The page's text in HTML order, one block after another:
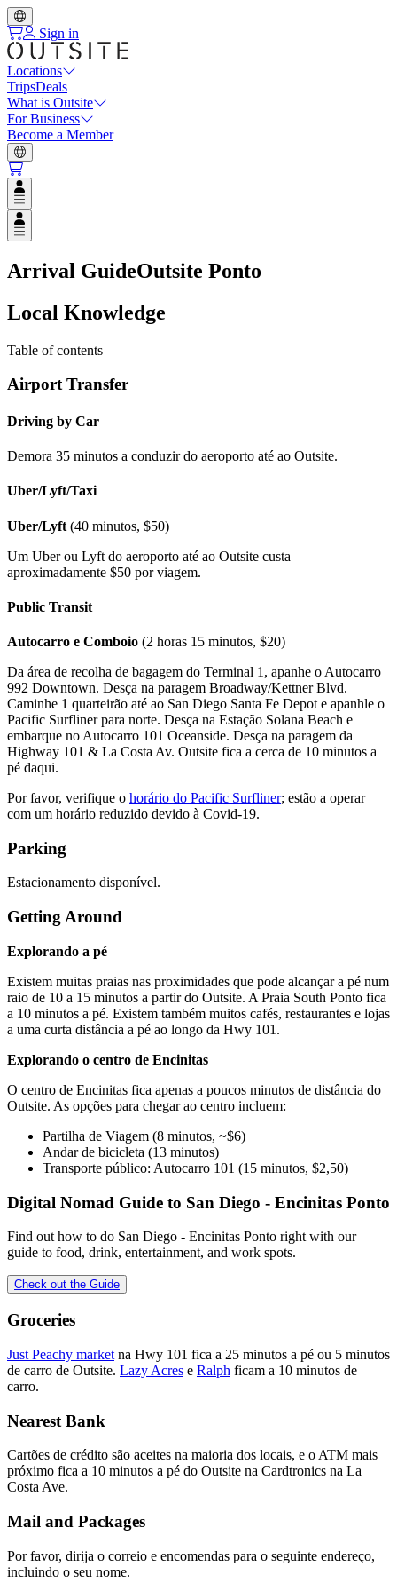
Sign in
Locations
TripsDeals
What is Outsite
For Business
Become a Member
Open user menu
Open user menu
Arrival GuideOutsite Ponto
Local Knowledge
Table of contents
Airport Transfer
Driving by Car
Demora 35 minutos a conduzir do aeroporto até ao Outsite.
Uber/Lyft/Taxi
Uber/Lyft (40 minutos, $50)
Um Uber ou Lyft do aeroporto até ao Outsite custa
aproximadamente $50 por viagem.
Public Transit
Autocarro e Comboio (2 horas 15 minutos, $20)
Da área de recolha de bagagem do Terminal 1, apanhe o Autocarro
992 Downtown. Desça na paragem Broadway/Kettner Blvd.
Caminhe 1 quarteirão até ao San Diego Santa Fe Depot e apanhle o
Pacific Surfliner para norte. Desça na Estação Solana Beach e
embarque no Autocarro 101 Oceanside. Desça na paragem da
Highway 101 & La Costa Av. Outsite fica a cerca de 10 minutos a
pé daqui.
Por favor, verifique o horário do Pacific Surfliner; estão a operar
com um horário reduzido devido à Covid-19.
Parking
Estacionamento disponível.
Getting Around
Explorando a pé
Existem muitas praias nas proximidades que pode alcançar a pé num
raio de 10 a 15 minutos a partir do Outsite. A Praia South Ponto fica
a 10 minutos a pé. Existem também muitos cafés, restaurantes e lojas
a uma curta distância a pé ao longo da Hwy 101.
Explorando o centro de Encinitas
O centro de Encinitas fica apenas a poucos minutos de distância do
Outsite. As opções para chegar ao centro incluem:
Partilha de Viagem (8 minutos, ~$6)
Andar de bicicleta (13 minutos)
Transporte público: Autocarro 101 (15 minutos, $2,50)
Digital Nomad Guide to San Diego - Encinitas Ponto
Find out how to do San Diego - Encinitas Ponto right with our
guide to food, drink, entertainment, and work spots.
Check out the Guide
Groceries
Just Peachy market na Hwy 101 fica a 25 minutos a pé ou 5 minutos
de carro de Outsite. Lazy Acres e Ralph ficam a 10 minutos de
carro.
Nearest Bank
Cartões de crédito são aceites na maioria dos locais, e o ATM mais
próximo fica a 10 minutos a pé do Outsite na Cardtronics na La
Costa Ave.
Mail and Packages
Por favor, dirija o correio e encomendas para o seguinte endereço,
incluindo o seu nome.